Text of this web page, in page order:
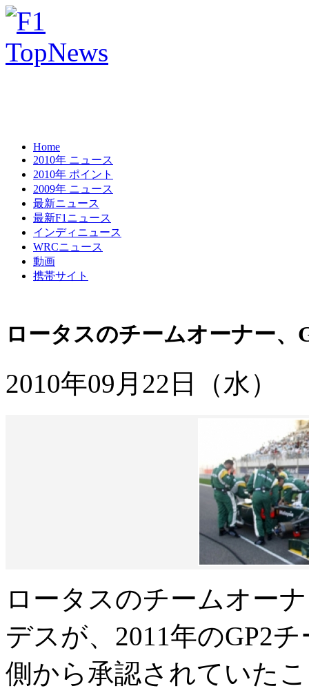
Home
2010年 ニュース
2010年 ポイント
2009年 ニュース
最新ニュース
最新F1ニュース
インディニュース
WRCニュース
動画
携帯サイト
ロータスのチームオーナー、
2010年09月22日（水）
ロータスのチームオー
デスが、2011年のGP2
側から承認されていた